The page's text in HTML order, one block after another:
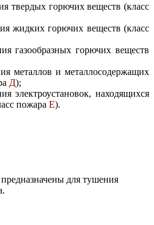
твердых горючих веществ (класс
жидких горючих веществ (класс
газообразных горючих веществ
металлов и металлосодержащих
Д);
электроустановок, находящихся
пожара Е).
для тушения